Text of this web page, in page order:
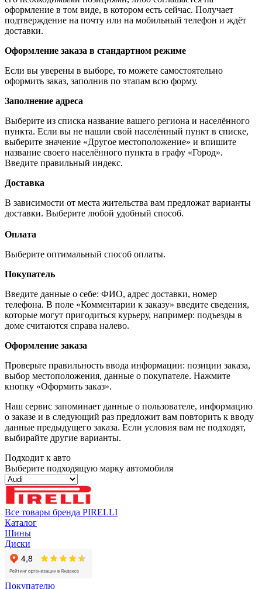
оформление в том виде, в котором есть сейчас. Получает
подтверждение на почту или на мобильный телефон и ждёт
доставки.
Оформление заказа в стандартном режиме
Если вы уверены в выборе, то можете самостоятельно
оформить заказ, заполнив по этапам всю форму.
Заполнение адреса
Выберите из списка название вашего региона и населённого
пункта. Если вы не нашли свой населённый пункт в списке,
выберите значение «Другое местоположение» и впишите
название своего населённого пункта в графу «Город».
Введите правильный индекс.
Доставка
В зависимости от места жительства вам предложат варианты
доставки. Выберите любой удобный способ.
Оплата
Выберите оптимальный способ оплаты.
Покупатель
Введите данные о себе: ФИО, адрес доставки, номер
телефона. В поле «Комментарии к заказу» введите сведения,
которые могут пригодиться курьеру, например: подъезды в
доме считаются справа налево.
Оформление заказа
Проверьте правильность ввода информации: позиции заказа,
выбор местоположения, данные о покупателе. Нажмите
кнопку «Оформить заказ».
Наш сервис запоминает данные о пользователе, информацию
о заказе и в следующий раз предложит вам повторить к вводу
данные предыдущего заказа. Если условия вам не подходят,
выбирайте другие варианты.
Подходит к авто
Выберите подходящую марку автомобиля
Все товары бренда PIRELLI
Каталог
Шины
Диски
Покупателю